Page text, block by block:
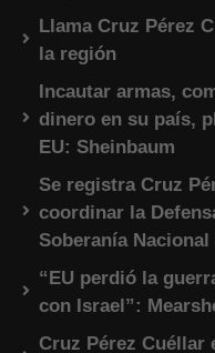
Llama Cruz Pérez
la región
Incautar armas,
dinero en su país,
EU: Sheinbaum
Se registra Cruz
coordinar la
Soberanía
“EU perdió la
con Israel”:
Cruz Pérez Cuéllar